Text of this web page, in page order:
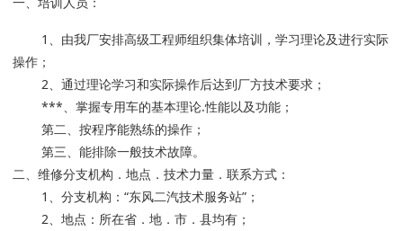
1、由我厂安排高级工程师组织集体培训，学习理论及进行实际
操作；
2、通过理论学习和实际操作后达到厂方技术要求；
***、掌握专用车的基本理论.性能以及功能；
第二、按程序能熟练的操作；
第三、能排除一般技术故障。
二、维修分支机构．地点．技术力量．联系方式：
1、分支机构：“东风二汽技术服务站”；
2、地点：所在省．地．市．县均有；